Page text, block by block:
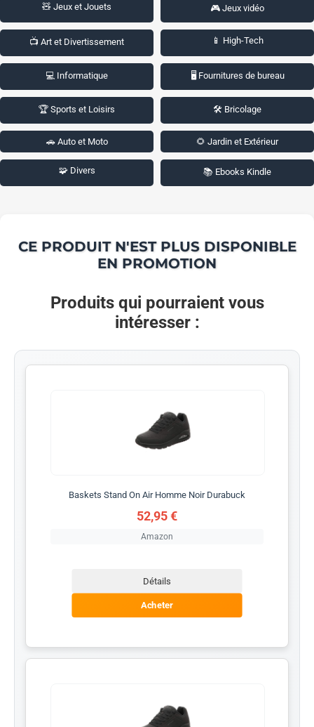
🧸 Jeux et Jouets 🎮 Jeux vidéo
📺 Art et Divertissement 📱 High-Tech
💻 Informatique 🖥️ Fournitures de bureau
🏆 Sports et Loisirs 🛠️ Bricolage
🚗 Auto et Moto 🌻 Jardin et Extérieur
🧩 Divers 📚 Ebooks Kindle
CE PRODUIT N'EST PLUS DISPONIBLE
EN PROMOTION
Produits qui pourraient vous
intéresser :
Baskets Stand On Air Homme Noir Durabuck
52,95 €
Amazon
Détails
Acheter